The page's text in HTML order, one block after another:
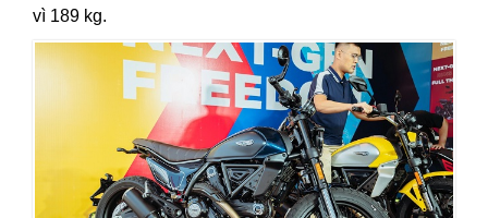
vì 189 kg.